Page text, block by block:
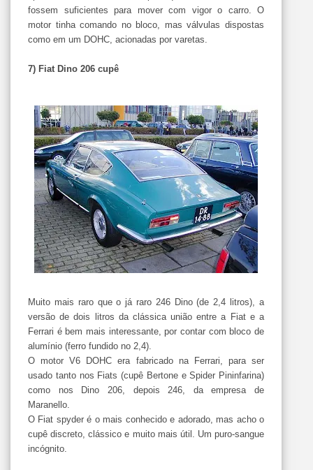
fossem suficientes para mover com vigor o carro. O
motor tinha comando no bloco, mas válvulas dispostas
como em um DOHC, acionadas por varetas.
7) Fiat Dino 206 cupê
Muito mais raro que o já raro 246 Dino (de 2,4 litros), a
versão de dois litros da clássica união entre a Fiat e a
Ferrari é bem mais interessante, por contar com bloco de
alumínio (ferro fundido no 2,4).
O motor V6 DOHC era fabricado na Ferrari, para ser
usado tanto nos Fiats (cupê Bertone e Spider Pininfarina)
como nos Dino 206, depois 246, da empresa de
Maranello.
O Fiat spyder é o mais conhecido e adorado, mas acho o
cupê discreto, clássico e muito mais útil. Um puro-sangue
incógnito.